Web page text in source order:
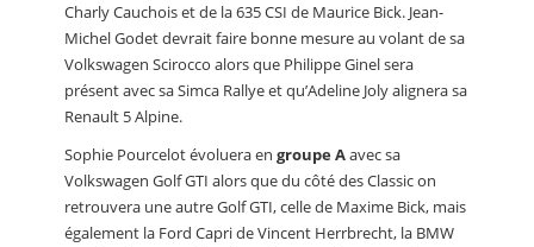
Charly Cauchois et de la 635 CSI de Maurice Bick. Jean-
Michel Godet devrait faire bonne mesure au volant de sa
Volkswagen Scirocco alors que Philippe Ginel sera
présent avec sa Simca Rallye et qu’Adeline Joly alignera sa
Renault 5 Alpine.
Sophie Pourcelot évoluera en groupe Aavec sa
Volkswagen Golf GTI alors que du côté des Classic on
retrouvera une autre Golf GTI, celle de Maxime Bick, mais
également la Ford Capri de Vincent Herrbrecht, la BMW